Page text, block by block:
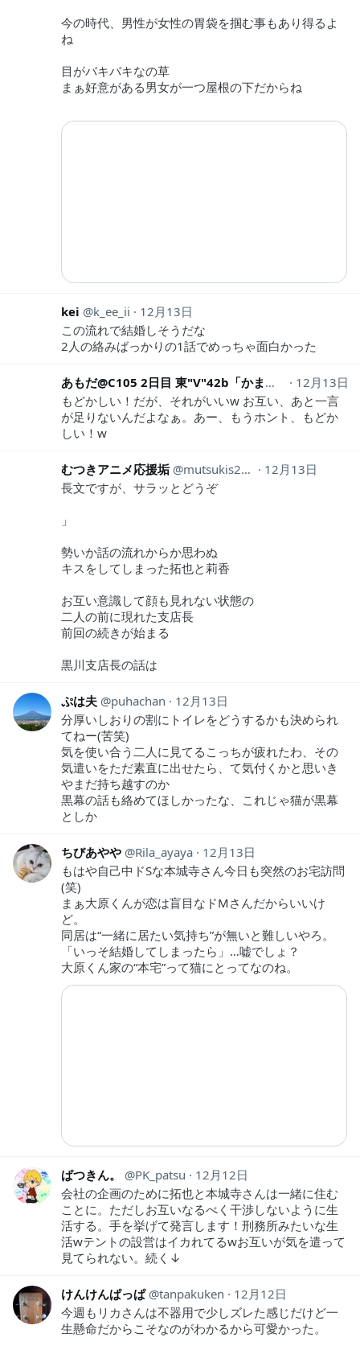
今の時代、男性が女性の胃袋を掴む事もあり得るよ
ね
目がバキバキなの草
まぁ好意がある男女が一つ屋根の下だからね
kei k_ee_ii
12月13日
この流れで結婚しそうだな
2人の絡みばっかりの1話でめっちゃ面白かった
あもだ@C105 2日目 東"V"42b「かまボコちくわ」
12月13日
もどかしい！だが、それがいいw お互い、あと一言
が足りないんだよなぁ。あー、もうホント、もどか
しい！w
むつきアニメ応援垢 mutsukis2003
12月13日
長文ですが、サラッとどうぞ
」
勢いか話の流れからか思わぬ
キスをしてしまった拓也と莉香
お互い意識して顔も見れない状態の
二人の前に現れた支店長
前回の続きが始まる
黒川支店長の話は
ぷは夫 puhachan
12月13日
分厚いしおりの割にトイレをどうするかも決められ
てねー(苦笑)
気を使い合う二人に見てるこっちが疲れたわ、その
気遣いをただ素直に出せたら、て気付くかと思いき
やまだ持ち越すのか
黒幕の話も絡めてほしかったな、これじゃ猫が黒幕
としか
ちびあやや Rila_ayaya
12月13日
もはや自己中ドSな本城寺さん今日も突然のお宅訪問
(笑)
まぁ大原くんが恋は盲目なドMさんだからいいけ
ど。
同居は“一緒に居たい気持ち”が無いと難しいやろ。
「いっそ結婚してしまったら」…嘘でしょ？
大原くん家の“本宅”って猫にとってなのね。
ぱつきん。 PK_patsu
12月12日
会社の企画のために拓也と本城寺さんは一緒に住む
ことに。ただしお互いなるべく干渉しないように生
活する。手を挙げて発言します！刑務所みたいな生
活wテントの設営はイカれてるwお互いが気を遣って
見てられない。続く↓
けんけんぱっぱ tanpakuken
12月12日
今週もリカさんは不器用で少しズレた感じだけど一
生懸命だからこそなのがわかるから可愛かった。